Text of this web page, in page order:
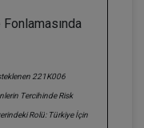
221K006
Tercihinde Risk
Rolü: Türkiye İçin